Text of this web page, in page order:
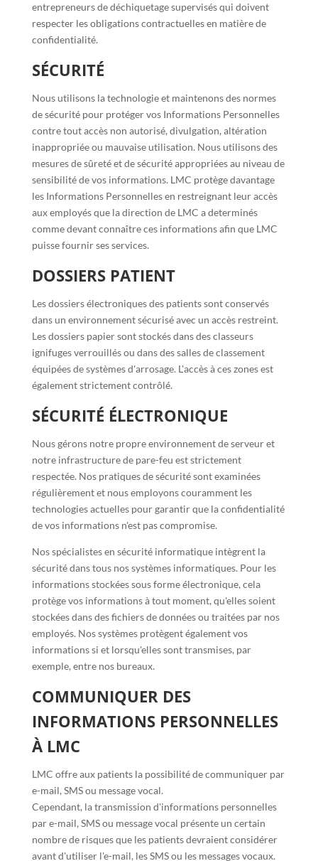
entrepreneurs de déchiquetage supervisés qui doivent
respecter les obligations contractuelles en matière de
confidentialité.
SÉCURITÉ
Nous utilisons la technologie et maintenons des normes
de sécurité pour protéger vos Informations Personnelles
contre tout accès non autorisé, divulgation, altération
inappropriée ou mauvaise utilisation. Nous utilisons des
mesures de sûreté et de sécurité appropriées au niveau de
sensibilité de vos informations. LMC protège davantage
les Informations Personnelles en restreignant leur accès
aux employés que la direction de LMC a determinés
comme devant connaître ces informations afin que LMC
puisse fournir ses services.
DOSSIERS PATIENT
Les dossiers électroniques des patients sont conservés
dans un environnement sécurisé avec un accès restreint.
Les dossiers papier sont stockés dans des classeurs
ignifuges verrouillés ou dans des salles de classement
équipées de systèmes d'arrosage. L'accès à ces zones est
également strictement contrôlé.
SÉCURITÉ ÉLECTRONIQUE
Nous gérons notre propre environnement de serveur et
notre infrastructure de pare-feu est strictement
respectée. Nos pratiques de sécurité sont examinées
régulièrement et nous employons couramment les
technologies actuelles pour garantir que la confidentialité
de vos informations n'est pas compromise.
Nos spécialistes en sécurité informatique intègrent la
sécurité dans tous nos systèmes informatiques. Pour les
informations stockées sous forme électronique, cela
protège vos informations à tout moment, qu'elles soient
stockées dans des fichiers de données ou traitées par nos
employés. Nos systèmes protègent également vos
informations si et lorsqu'elles sont transmises, par
exemple, entre nos bureaux.
COMMUNIQUER DES
INFORMATIONS PERSONNELLES
À LMC
LMC offre aux patients la possibilité de communiquer par
e-mail, SMS ou message vocal.
Cependant, la transmission d'informations personnelles
par e-mail, SMS ou message vocal présente un certain
nombre de risques que les patients devraient considérer
avant d'utiliser l'e-mail, les SMS ou les messages vocaux.